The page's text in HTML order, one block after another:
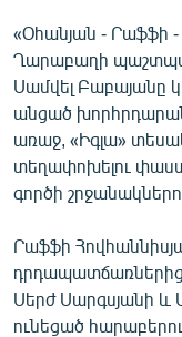
Հայերեն
English
Русский
ՀԵՏԵՎԵՔ ՄԵԶ
«Օհանյան - Րաֆֆի
Ղարաբաղի
Սամվել Բաբայանը
անցած
առաջ, «Իգլա»
տեղափոխելու
գործի
Րաֆֆի
դրդապատճառներից
Սերժ Սարգսյանի և
ունեցած